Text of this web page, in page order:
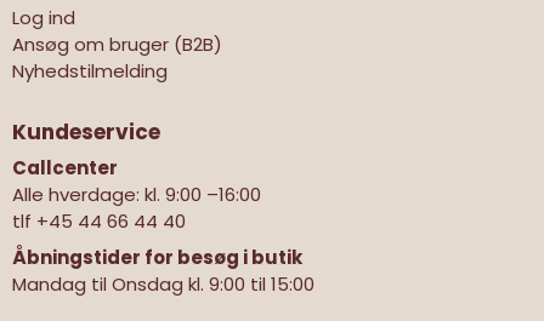
Log ind
Ansøg om bruger (B2B)
Nyhedstilmelding
Kundeservice
Callcenter
Alle hverdage: kl. 9:00 –16:00
tlf +45 44 66 44 40
Åbningstider for besøg i butik
Mandag til Onsdag kl. 9:00 til 15:00